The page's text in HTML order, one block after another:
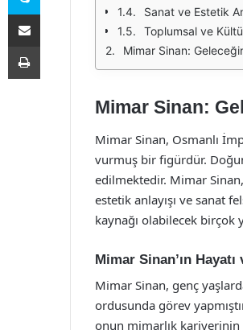
Sanat ve Estetik
Toplumsal ve
Mimar Sinan:
Mimar Sinan:
Mimar Sinan, Osmanlı
vurmuş bir figürdür.
edilmektedir. Mimar
estetik anlayışı ve sanat
kaynağı olabilecek birçok
Mimar Sinan’ın
Mimar Sinan, genç
ordusunda görev
onun mimarlık kariyerinin
E-Posta ile paylaş